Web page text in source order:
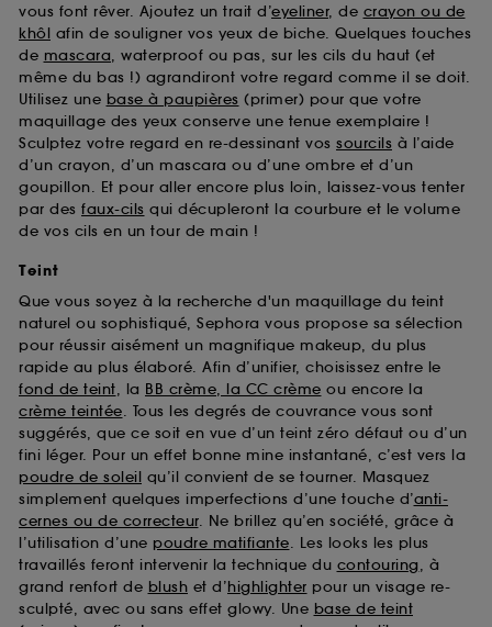
vous font rêver. Ajoutez un trait d’eyeliner, de crayon ou de
khôl afin de souligner vos yeux de biche. Quelques touches
de mascara, waterproof ou pas, sur les cils du haut (et
même du bas !) agrandiront votre regard comme il se doit.
Utilisez une base à paupières (primer) pour que votre
maquillage des yeux conserve une tenue exemplaire !
Sculptez votre regard en re-dessinant vos sourcils à l’aide
d’un crayon, d’un mascara ou d’une ombre et d’un
goupillon. Et pour aller encore plus loin, laissez-vous tenter
par des faux-cils qui décupleront la courbure et le volume
de vos cils en un tour de main !
Teint
Que vous soyez à la recherche d'un maquillage du teint
naturel ou sophistiqué, Sephora vous propose sa sélection
pour réussir aisément un magnifique makeup, du plus
rapide au plus élaboré. Afin d’unifier, choisissez entre le
fond de teint, la BB crème, la CC crème ou encore la
crème teintée. Tous les degrés de couvrance vous sont
suggérés, que ce soit en vue d’un teint zéro défaut ou d’un
fini léger. Pour un effet bonne mine instantané, c’est vers la
poudre de soleil qu’il convient de se tourner. Masquez
simplement quelques imperfections d’une touche d’anti-
cernes ou de correcteur. Ne brillez qu’en société, grâce à
l’utilisation d’une poudre matifiante. Les looks les plus
travaillés feront intervenir la technique du contouring, à
grand renfort de blush et d’highlighter pour un visage re-
sculpté, avec ou sans effet glowy. Une base de teint